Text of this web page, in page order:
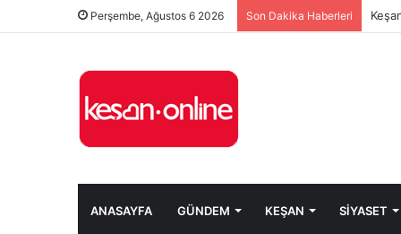
Perşembe, Ağustos 6 2026 Son Dakika Haberleri
ANASAYFA GÜNDEM KEŞAN SIYASET